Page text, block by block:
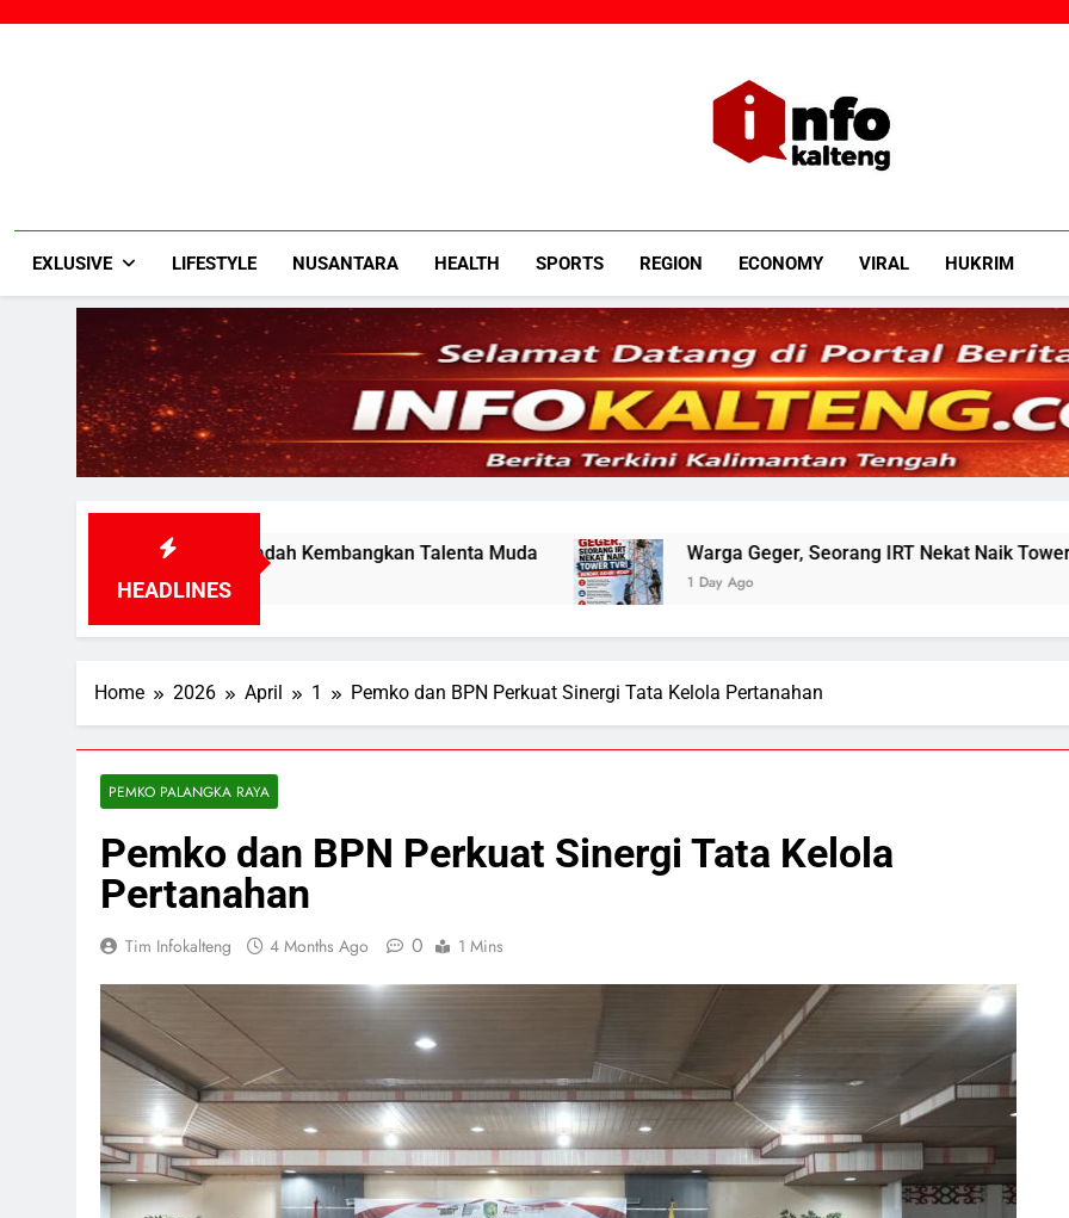
Infokalteng
EXLUSIVE LIFESTYLE NUSANTARA HEALTH SPORTS REGION ECONOMY VIRAL HUKRIM
HEADLINES
Jadi Wadah Kembangkan Talenta Muda Warga Geger, Seorang IRT Nekat Naik Tower TVRI Hendak Akhiri
1 Day Ago
Home 2026 April 1 Pemko dan BPN Perkuat Sinergi Tata Kelola Pertanahan
PEMKO PALANGKA RAYA
Pemko dan BPN Perkuat Sinergi Tata Kelola
Pertanahan
Tim Infokalteng 4 Months Ago 0 1 Mins